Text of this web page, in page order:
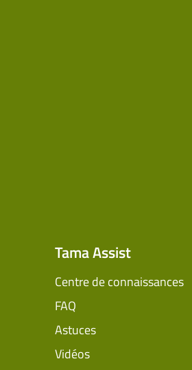
Tama Assist
Centre de connaissances
FAQ
Astuces
Vidéos